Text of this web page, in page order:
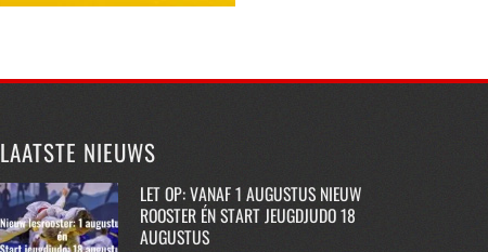
LAATSTE NIEUWS
LET OP: VANAF 1 AUGUSTUS NIEUW
ROOSTER ÉN START JEUGDJUDO 18
AUGUSTUS